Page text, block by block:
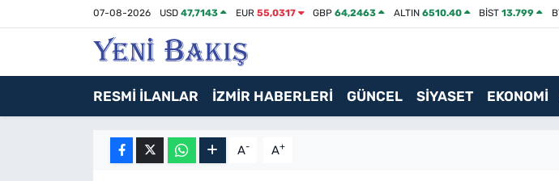
07-08-2026 USD47,7143 EUR 55,0317 GBP64,2463 ALTIN 6510.40 BİST13.799
RESMİ İLANLAR İZMİR HABERLERİ GÜNCEL SİYASET EKONOMİ
A- A+
Güncel